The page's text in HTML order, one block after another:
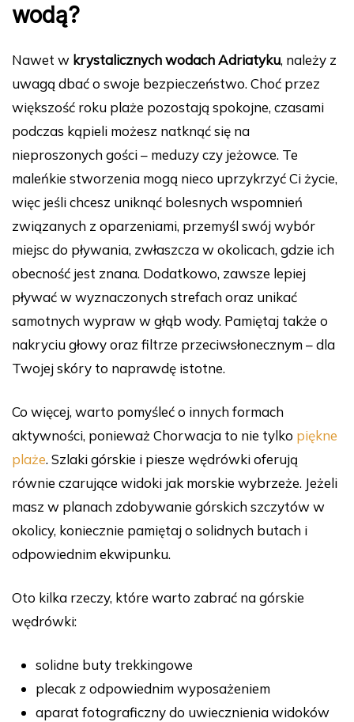
wodą?
Nawet w krystalicznych wodach Adriatyku, należy z
uwagą dbać o swoje bezpieczeństwo. Choć przez
większość roku plaże pozostają spokojne, czasami
podczas kąpieli możesz natknąć się na
nieproszonych gości – meduzy czy jeżowce. Te
maleńkie stworzenia mogą nieco uprzykrzyć Ci życie,
więc jeśli chcesz uniknąć bolesnych wspomnień
związanych z oparzeniami, przemyśl swój wybór
miejsc do pływania, zwłaszcza w okolicach, gdzie ich
obecność jest znana. Dodatkowo, zawsze lepiej
pływać w wyznaczonych strefach oraz unikać
samotnych wypraw w głąb wody. Pamiętaj także o
nakryciu głowy oraz filtrze przeciwsłonecznym – dla
Twojej skóry to naprawdę istotne.
Co więcej, warto pomyśleć o innych formach
aktywności, ponieważ Chorwacja to nie tylko piękne
plaże. Szlaki górskie i piesze wędrówki oferują
równie czarujące widoki jak morskie wybrzeże. Jeżeli
masz w planach zdobywanie górskich szczytów w
okolicy, koniecznie pamiętaj o solidnych butach i
odpowiednim ekwipunku.
Oto kilka rzeczy, które warto zabrać na górskie
wędrówki:
solidne buty trekkingowe
plecak z odpowiednim wyposażeniem
aparat fotograficzny do uwiecznienia widoków